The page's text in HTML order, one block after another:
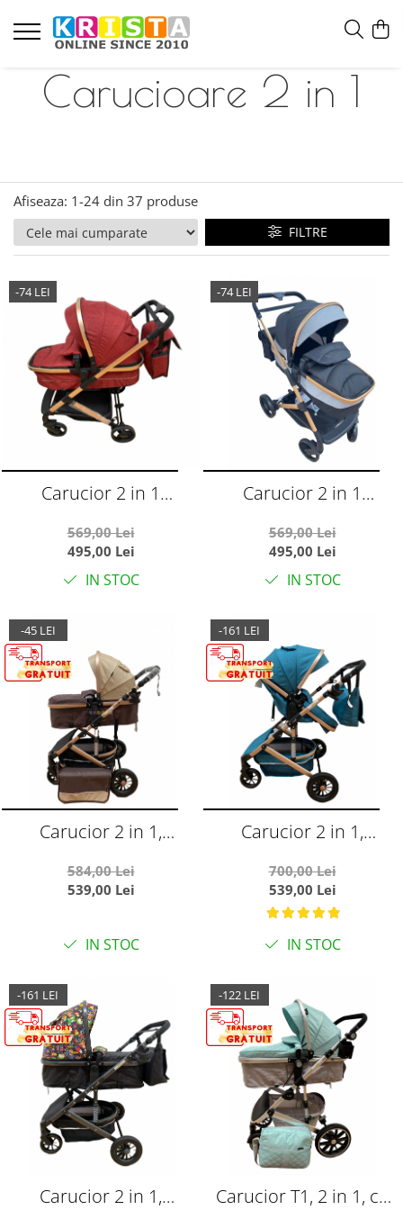
Carucioare 2 in 1
Afiseaza: 1-24 din 37 produse
FILTRE
-74 LEI
Carucior 2 in 1
sport, 608 Rosu
569,00 Lei
495,00 Lei
IN STOC
-74 LEI
Carucior 2 in 1
sport, 608 Negru
569,00 Lei
495,00 Lei
IN STOC
-45 LEI
Carucior 2 in 1,
T7 crem - L-Sun
584,00 Lei
539,00 Lei
IN STOC
-161 LEI
Carucior 2 in 1,
T7 verde - L-Sun
700,00 Lei
539,00 Lei
IN STOC
-161 LEI
Carucior 2 in 1,
-122 LEI
Carucior T1, 2 in 1, cu